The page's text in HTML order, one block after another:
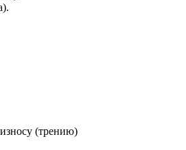
(трению)